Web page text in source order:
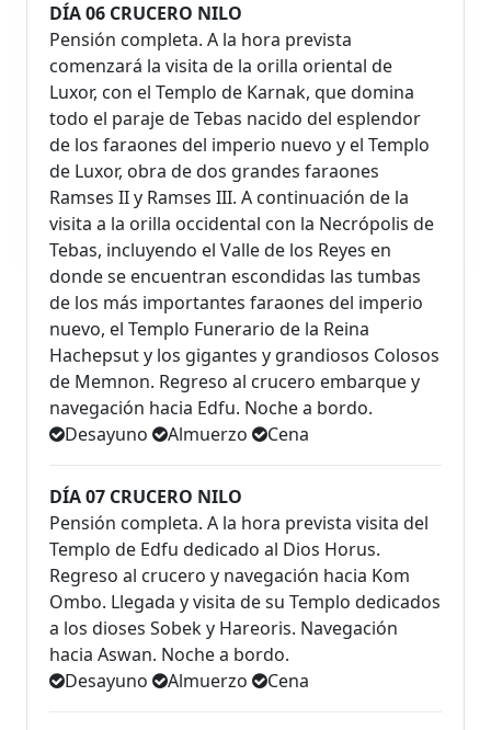
DÍA 06 CRUCERO NILO
Pensión completa. A la hora prevista
comenzará la visita de la orilla oriental de
Luxor, con el Templo de Karnak, que domina
todo el paraje de Tebas nacido del esplendor
de los faraones del imperio nuevo y el Templo
de Luxor, obra de dos grandes faraones
Ramses II y Ramses III. A continuación de la
visita a la orilla occidental con la Necrópolis de
Tebas, incluyendo el Valle de los Reyes en
donde se encuentran escondidas las tumbas
de los más importantes faraones del imperio
nuevo, el Templo Funerario de la Reina
Hachepsut y los gigantes y grandiosos Colosos
de Memnon. Regreso al crucero embarque y
navegación hacia Edfu. Noche a bordo.
Desayuno
Almuerzo Cena
DÍA 07 CRUCERO NILO
Pensión completa. A la hora prevista visita del
Templo de Edfu dedicado al Dios Horus.
Regreso al crucero y navegación hacia Kom
Ombo. Llegada y visita de su Templo dedicados
a los dioses Sobek y Hareoris. Navegación
hacia Aswan. Noche a bordo.
Desayuno
Almuerzo Cena